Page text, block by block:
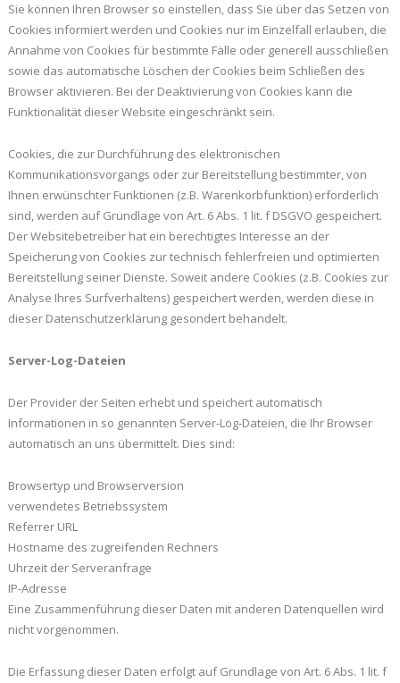
Sie können Ihren Browser so einstellen, dass Sie über das Setzen von
Cookies informiert werden und Cookies nur im Einzelfall erlauben, die
Annahme von Cookies für bestimmte Fälle oder generell ausschließen
sowie das automatische Löschen der Cookies beim Schließen des
Browser aktivieren. Bei der Deaktivierung von Cookies kann die
Funktionalität dieser Website eingeschränkt sein.
Cookies, die zur Durchführung des elektronischen
Kommunikationsvorgangs oder zur Bereitstellung bestimmter, von
Ihnen erwünschter Funktionen (z.B. Warenkorbfunktion) erforderlich
sind, werden auf Grundlage von Art. 6 Abs. 1 lit. f DSGVO gespeichert.
Der Websitebetreiber hat ein berechtigtes Interesse an der
Speicherung von Cookies zur technisch fehlerfreien und optimierten
Bereitstellung seiner Dienste. Soweit andere Cookies (z.B. Cookies zur
Analyse Ihres Surfverhaltens) gespeichert werden, werden diese in
dieser Datenschutzerklärung gesondert behandelt.
Server-Log-Dateien
Der Provider der Seiten erhebt und speichert automatisch
Informationen in so genannten Server-Log-Dateien, die Ihr Browser
automatisch an uns übermittelt. Dies sind:
Browsertyp und Browserversion
verwendetes Betriebssystem
Referrer URL
Hostname des zugreifenden Rechners
Uhrzeit der Serveranfrage
IP-Adresse
Eine Zusammenführung dieser Daten mit anderen Datenquellen wird
nicht vorgenommen.
Die Erfassung dieser Daten erfolgt auf Grundlage von Art. 6 Abs. 1 lit. f